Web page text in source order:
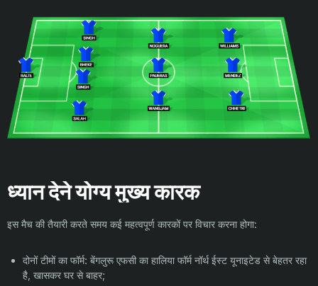
ध्यान देने योग्य मुख्य कारक
इस मैच की तैयारी करते समय कई महत्वपूर्ण कारकों पर विचार करना होगा:
दोनों टीमों का फॉर्म: बेंगलुरू एफसी का हालिया फॉर्म नॉर्थ ईस्ट यूनाइटेड से बेहतर रहा
है, खासकर घर से बाहर;